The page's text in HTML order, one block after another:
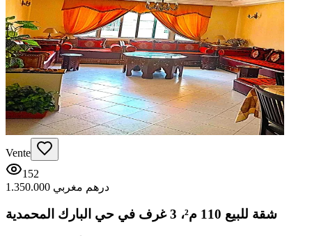
Vente
152
1.350.000 درهم مغربي
شقة للبيع 110 م²، 3 غرف في حي البارك المحمدية